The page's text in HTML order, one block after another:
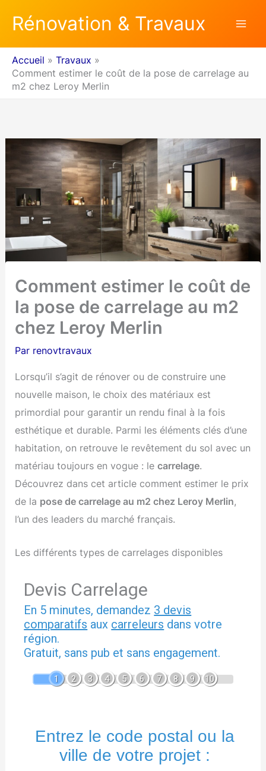
Rénovation & Travaux
Accueil
Travaux
Comment estimer le coût de la pose de carrelage au
m2 chez Leroy Merlin
Comment estimer le coût de
la pose de carrelage au m2
chez Leroy Merlin
Par renovtravaux
Lorsqu’il s’agit de rénover ou de construire une
nouvelle maison, le choix des matériaux est
primordial pour garantir un rendu final à la fois
esthétique et durable. Parmi les éléments clés d’une
habitation, on retrouve le revêtement du sol avec un
matériau toujours en vogue : lecarrelage.
Découvrez dans cet article comment estimer le prix
de la pose de carrelage au m2 chez Leroy Merlin,
l’un des leaders du marché français.
Les différents types de carrelages disponibles
Devis Carrelage
En 5 minutes, demandez 3 devis
comparatifs aux carreleurs dans votre
région.
Gratuit, sans pub et sans engagement.
1 2 3 4 5 6 7 8 9 10
Entrez le code postal ou la
ville de votre projet :